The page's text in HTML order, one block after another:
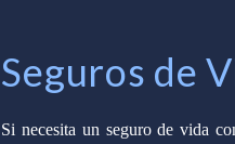
Seguros de
Si necesita un seguro de vida